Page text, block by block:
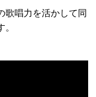
歌唱力を活かして同